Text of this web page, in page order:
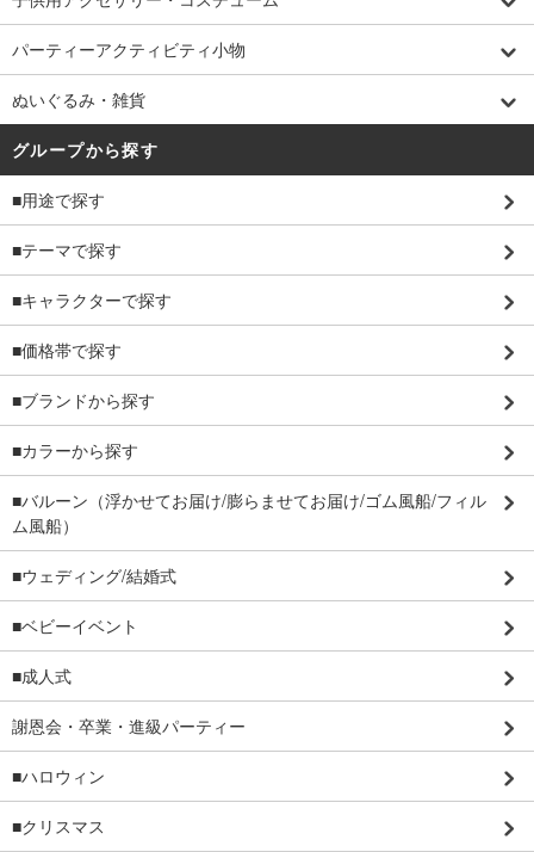
パーティーアクティビティ小物
ぬいぐるみ・雑貨
グループから探す
■用途で探す
■テーマで探す
■キャラクターで探す
■価格帯で探す
■ブランドから探す
■カラーから探す
■バルーン（浮かせてお届け/膨らませてお届け/ゴム風船/フィル
ム風船）
■ウェディング/結婚式
■ベビーイベント
■成人式
謝恩会・卒業・進級パーティー
■ハロウィン
■クリスマス